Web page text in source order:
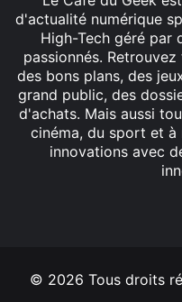
d'actualité numérique
High-Tech géré par
passionnés.
des bons plans, des
grand public, des
d'achats. Mais aussi
cinéma, du sport et à
innovations avec
© 2026 Tous droits